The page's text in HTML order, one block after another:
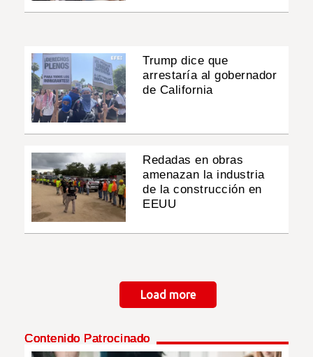
Trump dice que
arrestaría al gobernador
de California
Redadas en obras
amenazan la industria
de la construcción en
EEUU
Load more
Contenido Patrocinado